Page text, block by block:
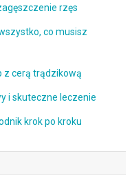
rzęs
co musisz
z cerą trądzikową
i skuteczne leczenie
krok po kroku